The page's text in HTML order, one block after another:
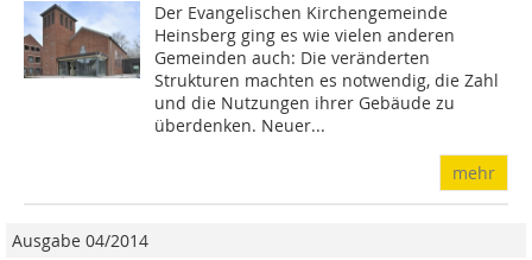
Der Evangelischen Kirchengemeinde
Heinsberg ging es wie vielen anderen
Gemeinden auch: Die veränderten
Strukturen machten es notwendig, die Zahl
und die Nutzungen ihrer Gebäude zu
überdenken. Neuer...
mehr
Ausgabe 04/2014